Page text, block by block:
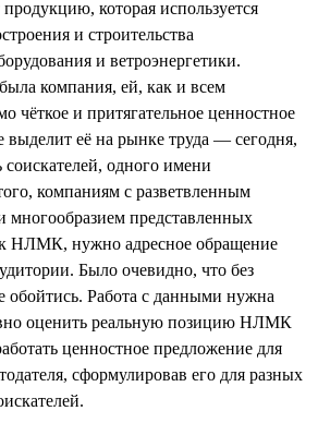
которая используется
и строительства
и ветроэнергетики.
компания, ей, как и всем
чёткое и притягательное ценностное
выделит её на рынке труда — сегодня,
соискателей, одного имени
компаниям с разветвленным
многообразием представленных
НЛМК, нужно адресное обращение
Было очевидно, что без
обойтись. Работа с данными нужна
оценить реальную позицию НЛМК
ценностное предложение для
сформулировав его для разных